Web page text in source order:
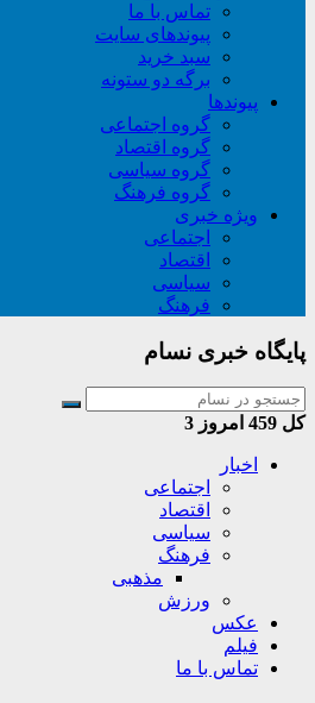
تماس با ما
پیوندهای سایت
سبد خريد
برگه دو ستونه
پیوندها
گروه اجتماعی
گروه اقتصاد
گروه سیاسی
گروه فرهنگ
ویژه خبری
اجتماعی
اقتصاد
سیاسی
فرهنگ
پایگاه خبری نسام
کل امروز 3
اخبار
اجتماعی
اقتصاد
سیاسی
فرهنگ
مذهبی
ورزش
عکس
فیلم
تماس با ما